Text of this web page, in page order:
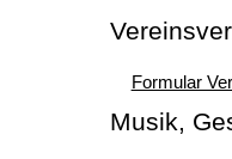
Formular
Musik,